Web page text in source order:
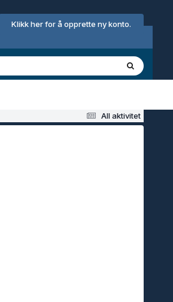
Klikk her for å opprette ny konto.
All aktivitet